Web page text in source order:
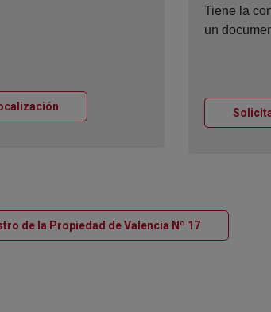
Ventana nueva
Tiene la
un
de la Propiedad de Valencia Nº 17Ventana nueva